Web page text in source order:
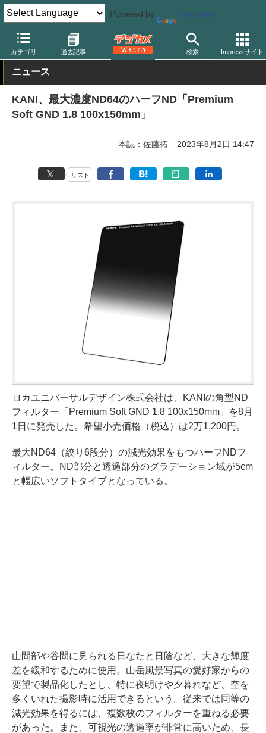
Powered by Translate
カテゴリ 過去記事 検索 Impressサイト
デジカメ Watch レンズ レンズフィルター カニ
ニュース
KANI、最大濃度ND64のハーフND「Premium
Soft GND 1.8 100x150mm」
本誌：佐藤拓 2023年8月2日 14:47
リスト
ロカユニバーサルデザイン株式会社は、KANIの角型ND
フィルター「Premium Soft GND 1.8 100x150mm」を8月
1日に発売した。希望小売価格（税込）は2万1,200円。
最大ND64（絞り6段分）の減光効果をもつハーフNDフ
ィルター。ND部分と透過部分のグラデーション域が5cm
と幅広いソフトタイプとなっている。
山間部や谷間に見られる日なたと日陰など、大きな輝度
差を緩和するために使用。山岳風景写真の愛好家からの
要望で製品化したとし、特に夜明けや夕暮れなど、空を
多くいれた撮影時に活用できるという。従来では同等の
減光効果を得るには、複数枚のフィルターを重ねる必要
があった。また、可視光の透過率が非常に高いため、長